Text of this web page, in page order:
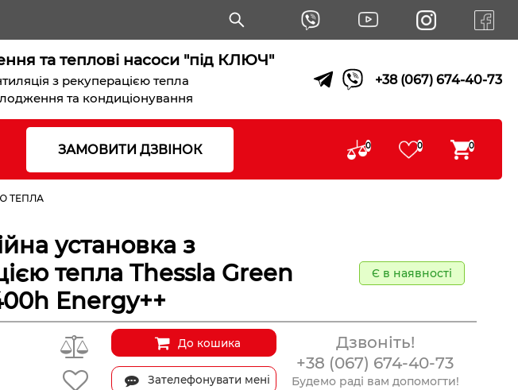
та теплові насоси "під КЛЮЧ"
з рекуперацією тепла
та кондиціонування
+38 (067) 674-40-73
ЗАМОВИТИ ДЗВІНОК 0 0 0
ТЕПЛА
установка з
тепла Thessla Green
Energy++
Є в наявності
До кошика
Зателефонувати мені
Дзвоніть!
+38 (067) 674-40-73
Будемо раді вам допомогти!